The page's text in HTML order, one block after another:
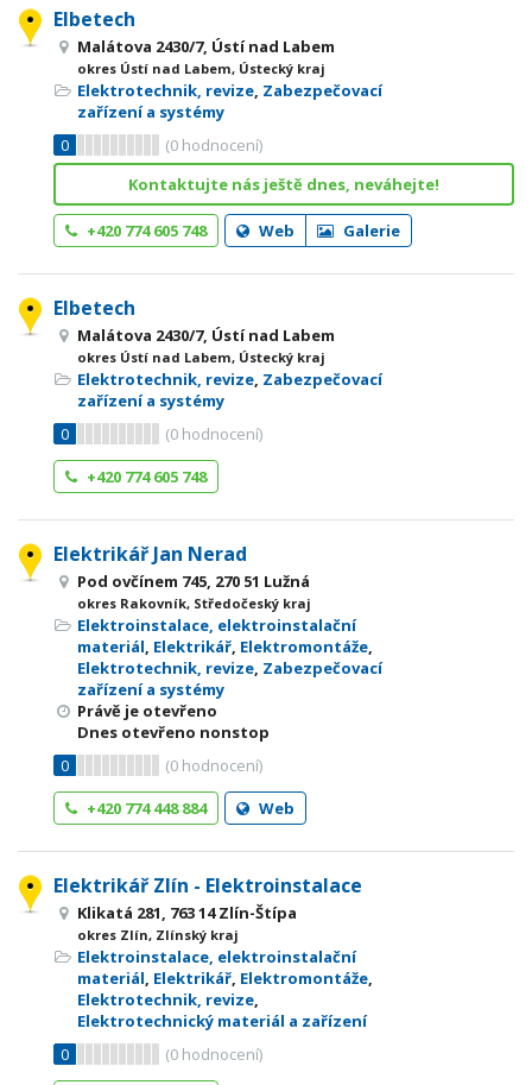
Elbetech
Malátova 2430/7, Ústí nad Labem
okres Ústí nad Labem, Ústecký kraj
Elektrotechnik, revize, Zabezpečovací
zařízení a systémy
0
(0 hodnocení)
Kontaktujte nás ještě dnes, neváhejte!
+420 774 605 748 Web Galerie
Elbetech
Malátova 2430/7, Ústí nad Labem
okres Ústí nad Labem, Ústecký kraj
Elektrotechnik, revize, Zabezpečovací
zařízení a systémy
0
(0 hodnocení)
+420 774 605 748
Elektrikář Jan Nerad
Pod ovčínem 745, 270 51 Lužná
okres Rakovník, Středočeský kraj
Elektroinstalace, elektroinstalační
materiál, Elektrikář, Elektromontáže,
Elektrotechnik, revize, Zabezpečovací
zařízení a systémy
Právě je otevřeno
Dnes otevřeno nonstop
0
(0 hodnocení)
+420 774 448 884
Web
Elektrikář Zlín - Elektroinstalace
Klikatá 281, 763 14 Zlín-Štípa
okres Zlín, Zlínský kraj
Elektroinstalace, elektroinstalační
materiál, Elektrikář, Elektromontáže,
Elektrotechnik, revize,
Elektrotechnický materiál a zařízení
0
(0 hodnocení)